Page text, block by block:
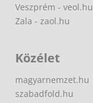
Veszprém - veol.hu
Zala - zaol.hu
Közélet
magyarnemzet.hu
szabadfold.hu